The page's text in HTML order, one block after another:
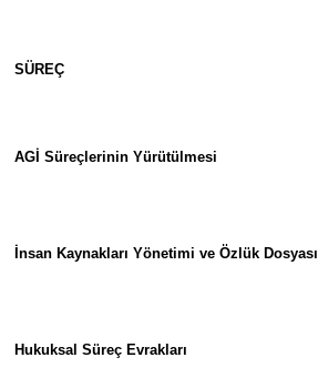
SÜREÇ
AGİ Süreçlerinin Yürütülmesi
İnsan Kaynakları Yönetimi ve Özlük Dosyası
Hukuksal Süreç Evrakları